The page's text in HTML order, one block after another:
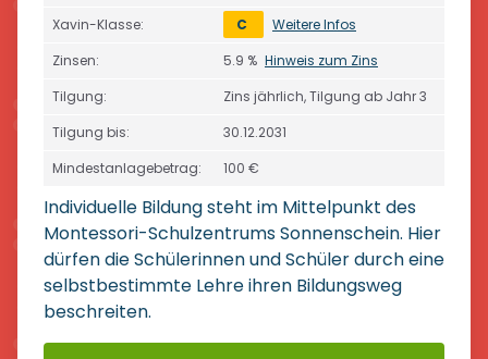
Xavin-Klasse:
C
Weitere Infos
Zinsen:
5.9 % Hinweis zum Zins
Tilgung:
Zins jährlich, Tilgung ab Jahr 3
Tilgung bis:
30.12.2031
Mindestanlagebetrag:
100 €
Individuelle Bildung steht im Mittelpunkt des
Montessori-Schulzentrums Sonnenschein. Hier
dürfen die Schülerinnen und Schüler durch eine
selbstbestimmte Lehre ihren Bildungsweg
beschreiten.